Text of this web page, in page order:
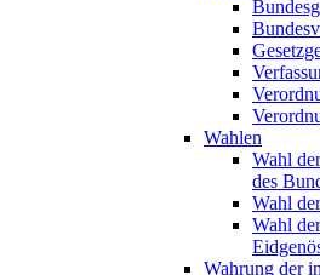
Wahlen
Wahl
des
Wahl
Wahl
Wahrung der